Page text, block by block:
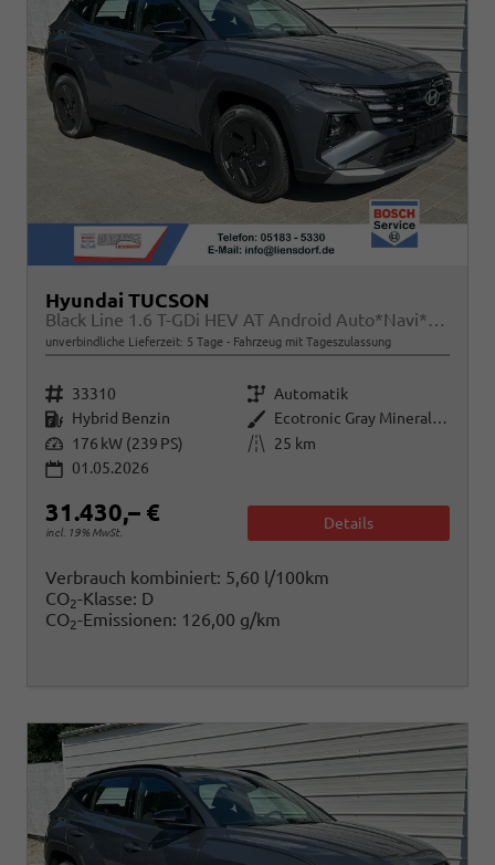
Hyundai TUCSON
Black Line 1.6 T-GDi HEV AT Android Auto*Navi*SHZ*Kamera*2Z Klimaauto*
unverbindliche Lieferzeit: 5 Tage Fahrzeug mit Tageszulassung
Fahrzeugnr. 33310 Getriebe Automatik
Kraftstoff Hybrid Benzin Außenfarbe
Ecotronic Gray Mineraleffekt
Leistung 176 kW (239 PS) Kilometerstand
25 km
01.05.2026
31.430,– €
incl. 19% MwSt.
Details
Verbrauch kombiniert: 5,60 l/100km
CO2-Klasse: D
CO2-Emissionen: 126,00 g/km